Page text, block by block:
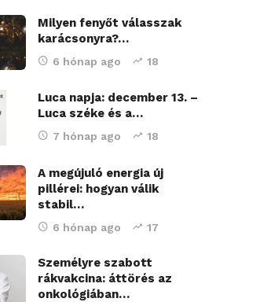
Milyen fenyőt válasszak
karácsonyra?…
6 hónap ago 18
Luca napja: december 13. –
Luca széke és a…
7 hónap ago 18
A megújuló energia új
pillérei: hogyan válik
stabil…
6 hónap ago 17
Személyre szabott
rákvakcina: áttörés az
onkológiában…